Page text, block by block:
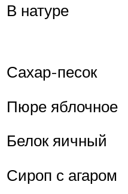
В натуре
Сахар-песок
Пюре яблочное
Белок яичный
Сироп с агаром